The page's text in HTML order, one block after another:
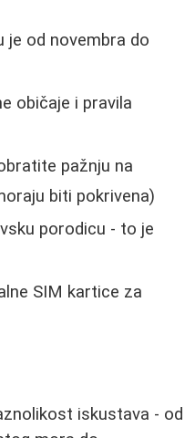
je od novembra do
običaje i pravila
pažnju na
biti pokrivena)
porodicu - to je
SIM kartice za
iskustava - od